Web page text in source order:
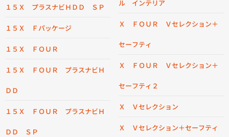
１５Ｘ プラスナビＨＤＤ ＳＰ
１５Ｘ Ｆパッケージ
１５Ｘ ＦＯＵＲ
１５Ｘ ＦＯＵＲ プラスナビＨ
ＤＤ
１５Ｘ ＦＯＵＲ プラスナビＨ
ＤＤ ＳＰ
ル インテリア
Ｘ ＦＯＵＲ Ｖセレクション＋
セーフティ
Ｘ ＦＯＵＲ Ｖセレクション＋
セーフティ２
Ｘ Ｖセレクション
Ｘ Ｖセレクション＋セーフティ